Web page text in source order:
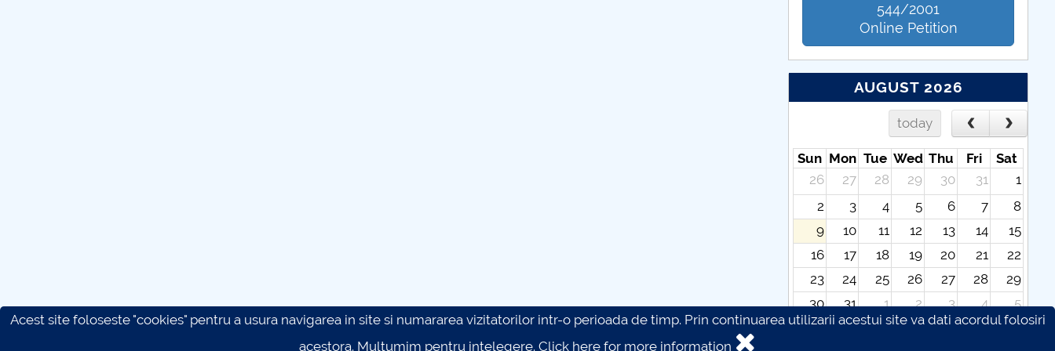
544/2001
Online Petition
AUGUST 2026
today
Sun Mon Tue Wed Thu Fri
Sat
26
27 28 29 30 31
1
2
3 4 5 6 7
8
9
10 11 12 13 14
15
16
17 18 19 20 21
22
23
24 25 26 27 28
29
30
31 1 2 3 4
5
Acest site foloseste "cookies" pentru a usura navigarea in site si numararea vizitatorilor intr-o perioada de timp. Prin continuarea utilizarii acestui site va dati acordul folosiri
acestora. Multumim pentru intelegere. Click here for more information